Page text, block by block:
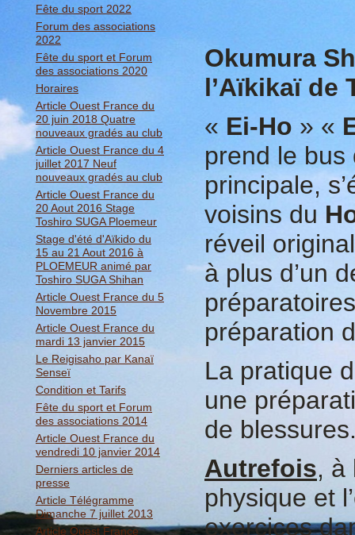
Fête du sport 2022
Forum des associations
2022
Fête du sport et Forum
des associations 2020
Horaires
Article Ouest France du
20 juin 2018 Quatre
nouveaux gradés au club
Article Ouest France du 4
juillet 2017 Neuf
nouveaux gradés au club
Article Ouest France du
20 Aout 2016 Stage
Toshiro SUGA Ploemeur
Stage d'été d'Aïkido du
15 au 21 Aout 2016 à
PLOEMEUR animé par
Toshiro SUGA Shihan
Article Ouest France du 5
Novembre 2015
Article Ouest France du
mardi 13 janvier 2015
Le Reigisaho par Kanaï
Senseï
Condition et Tarifs
Fête du sport et Forum
des associations 2014
Article Ouest France du
vendredi 10 janvier 2014
Derniers articles de
presse
Article Télégramme
Dimanche 7 juillet 2013
Article Ouest France
Okumura
l’Aïkikaï de
« Ei-Ho » «
prend le
principale,
voisins du
réveil
à plus d’un
préparation
La pratique
une
de
Autrefois, à
physique et
exercices